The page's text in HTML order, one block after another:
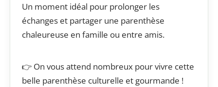
Un moment idéal pour prolonger les
échanges et partager une parenthèse
chaleureuse en famille ou entre amis.
👉 On vous attend nombreux pour vivre cette
belle parenthèse culturelle et gourmande !